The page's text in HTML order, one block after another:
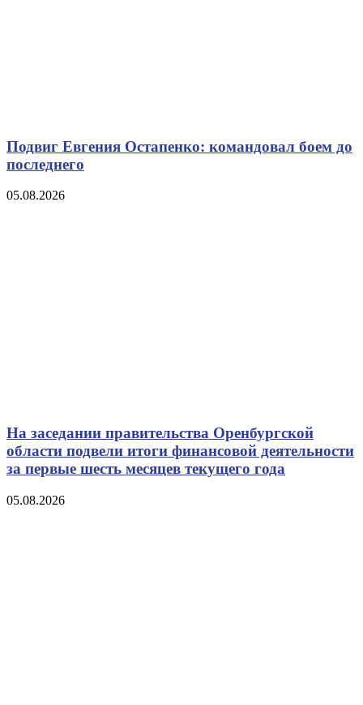
Подвиг Евгения Остапенко: командовал боем до
последнего
05.08.2026
На заседании правительства Оренбургской
области подвели итоги финансовой деятельности
за первые шесть месяцев текущего года
05.08.2026